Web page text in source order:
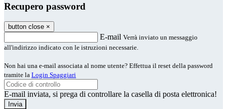
Recupero password
button close ×
E-mail Verrà inviato un messaggio
all'indirizzo indicato con le istruzioni necessarie.
Non hai una e-mail associata al nome utente? Effettua il reset della password
tramite la Login Spaggiari
E-mail inviata, si prega di controllare la casella di posta elettronica!